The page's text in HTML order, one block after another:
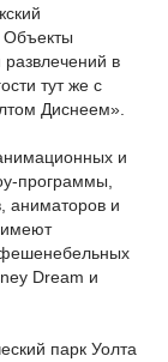
Объекты
в
тут же с
Диснеем».
и
программы,
аниматоров и
имеют
фешенебельных
Dream и
парк Уолта